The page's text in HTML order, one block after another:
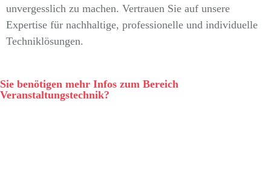
unvergesslich zu machen. Vertrauen Sie auf unsere
Expertise für nachhaltige, professionelle und individuelle
Techniklösungen.
Sie benötigen mehr Infos zum Bereich
Veranstaltungstechnik?